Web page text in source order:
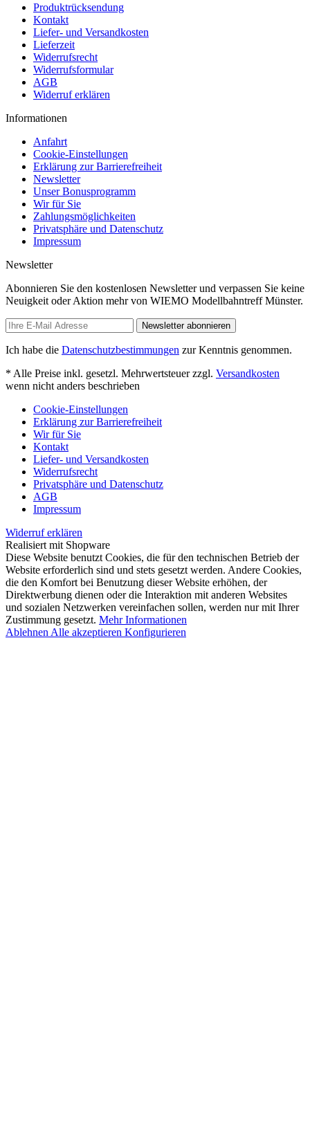
Produktrücksendung
Kontakt
Liefer- und Versandkosten
Lieferzeit
Widerrufsrecht
Widerrufsformular
AGB
Widerruf erklären
Informationen
Anfahrt
Cookie-Einstellungen
Erklärung zur Barrierefreiheit
Newsletter
Unser Bonusprogramm
Wir für Sie
Zahlungsmöglichkeiten
Privatsphäre und Datenschutz
Impressum
Newsletter
Abonnieren Sie den kostenlosen Newsletter und verpassen Sie keine
Neuigkeit oder Aktion mehr von WIEMO Modellbahntreff Münster.
Newsletter abonnieren
Ich habe die Datenschutzbestimmungen zur Kenntnis genommen.
* Alle Preise inkl. gesetzl. Mehrwertsteuer zzgl. Versandkosten
wenn nicht anders beschrieben
Cookie-Einstellungen
Erklärung zur Barrierefreiheit
Wir für Sie
Kontakt
Liefer- und Versandkosten
Widerrufsrecht
Privatsphäre und Datenschutz
AGB
Impressum
Widerruf erklären
Realisiert mit Shopware
Diese Website benutzt Cookies, die für den technischen Betrieb der
Website erforderlich sind und stets gesetzt werden. Andere Cookies,
die den Komfort bei Benutzung dieser Website erhöhen, der
Direktwerbung dienen oder die Interaktion mit anderen Websites
und sozialen Netzwerken vereinfachen sollen, werden nur mit Ihrer
Zustimmung gesetzt. Mehr Informationen
Ablehnen Alle akzeptieren Konfigurieren